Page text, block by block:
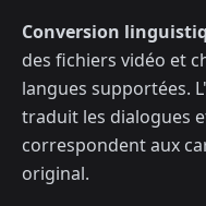
Conversion
des fichiers vidéo et
langues supportées.
traduit les dialogues
correspondent aux
original.